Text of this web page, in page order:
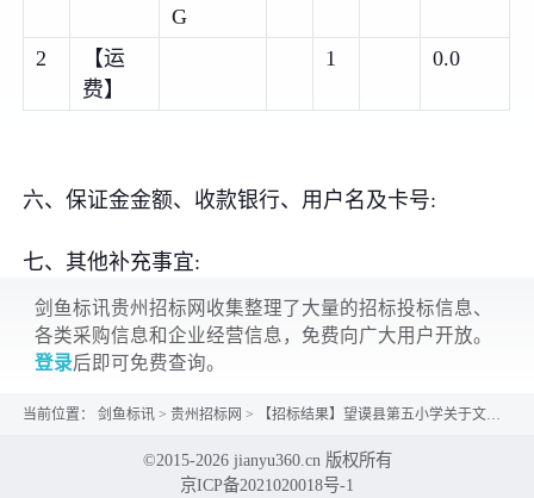
G
2
【运
费】
1 0.0
六、保证金金额、收款银行、用户名及卡号:
七、其他补充事宜:
剑鱼标讯贵州招标网收集整理了大量的招标投标信息、
各类采购信息和企业经营信息，免费向广大用户开放。
登录后即可免费查询。
当前位置： 剑鱼标讯 > 贵州招标网 > 【招标结果】望谟县第五小学关于文件柜的网上超市采购项目成交公告
©2015-2026 jianyu360.cn 版权所有
京ICP备2021020018号-1